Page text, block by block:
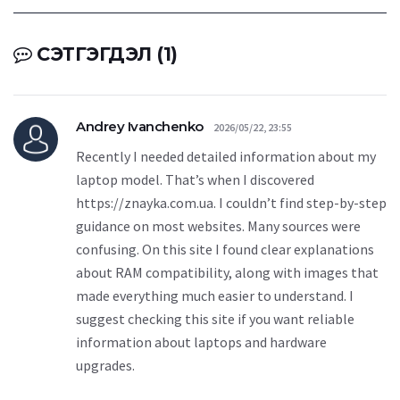
СЭТГЭГДЭЛ (1)
Andrey Ivanchenko 2026/05/22, 23:55
Recently I needed detailed information about my
laptop model. That’s when I discovered
https://znayka.com.ua. I couldn’t find step-by-step
guidance on most websites. Many sources were
confusing. On this site I found clear explanations
about RAM compatibility, along with images that
made everything much easier to understand. I
suggest checking this site if you want reliable
information about laptops and hardware
upgrades.